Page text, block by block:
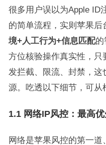
很多用户误以为Apple ID
的简单流程，实则苹果后
境+人工行为+信息匹配的
方位核验操作真实性，只
发拦截、限流、封禁，
源。吃透以下细节，可从
1.1 网络IP风控：最高
网络是苹果风控的第一